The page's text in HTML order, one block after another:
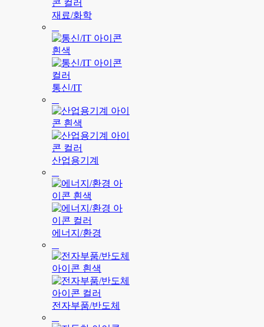
재료/화학
통신/IT
산업용기계
에너지/환경
전자부품/반도체